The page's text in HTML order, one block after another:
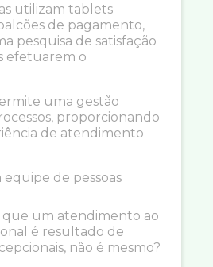
utilizam tablets
de pagamento,
pesquisa de satisfação
efetuarem o
uma gestão
proporcionando
de atendimento
de pessoas
que um atendimento ao
é resultado de
não é mesmo?